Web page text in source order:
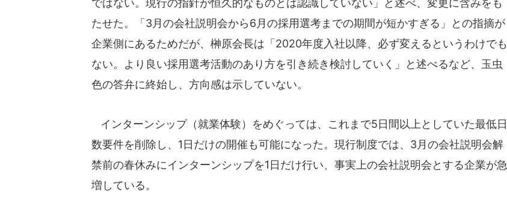
ではない。現行の指針が恒久的なものとは認識していない」と述べ、変更に含みをも
たせた。「3月の会社説明会から6月の採用選考までの期間が短かすぎる」との指摘が
企業側にあるためだが、榊原会長は「2020年度入社以降、必ず変えるというわけでも
ない。より良い採用選考活動のあり方を引き続き検討していく」と述べるなど、玉虫
色の答弁に終始し、方向感は示していない。
インターンシップ（就業体験）をめぐっては、これまで5日間以上としていた最低日
数要件を削除し、1日だけの開催も可能になった。現行制度では、3月の会社説明会解
禁前の春休みにインターンシップを1日だけ行い、事実上の会社説明会とする企業が急
増している。